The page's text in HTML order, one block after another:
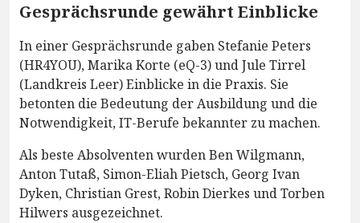
Gesprächsrunde gewährt Einblicke
In einer Gesprächsrunde gaben Stefanie Peters
(HR4YOU), Marika Korte (eQ-3) und Jule Tirrel
(Landkreis Leer) Einblicke in die Praxis. Sie
betonten die Bedeutung der Ausbildung und die
Notwendigkeit, IT-Berufe bekannter zu machen.
Als beste Absolventen wurden Ben Wilgmann,
Anton Tutaß, Simon-Eliah Pietsch, Georg Ivan
Dyken, Christian Grest, Robin Dierkes und Torben
Hilwers ausgezeichnet.